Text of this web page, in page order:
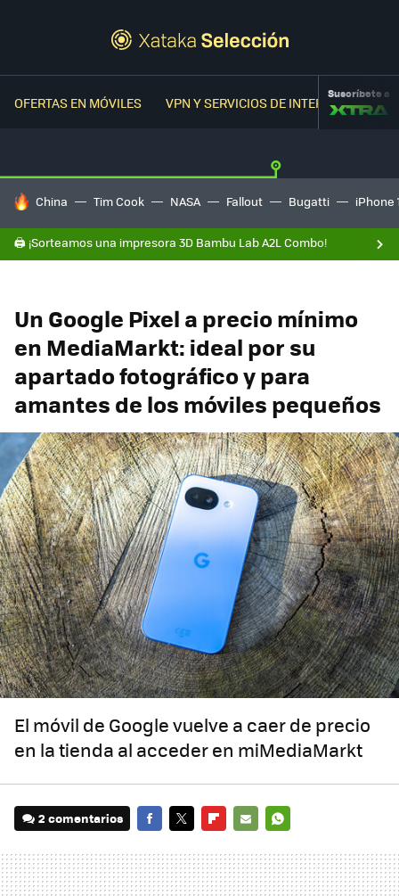
OFERTAS EN MÓVILES VPN Y SERVICIOS DE INTERNETSuscríbete a
HOY SE HABLA DE
China Tim Cook NASA Fallout Bugatti iPhone
🖨️ ¡Sorteamos una impresora 3D Bambu Lab A2L Combo!
Un Google Pixel a precio mínimo
en MediaMarkt: ideal por su
apartado fotográfico y para
amantes de los móviles pequeños
El móvil de Google vuelve a caer de precio
en la tienda al acceder en miMediaMarkt
2 comentarios
MAIL